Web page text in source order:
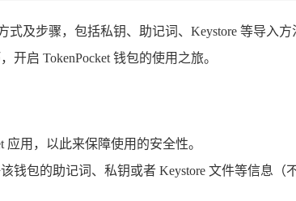
式及步骤，包括私钥、助记词、Keystore 等导入
启 TokenPocket 钱包的使用之旅。
应用，以此来保障使用的安全性。
钱包的助记词、私钥或者 Keystore 文件等信息（